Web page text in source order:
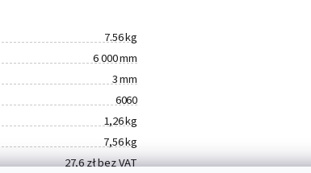
7.56 kg
6 000 mm
3 mm
6060
1,26 kg
7,56 kg
27,6 zł bez VAT